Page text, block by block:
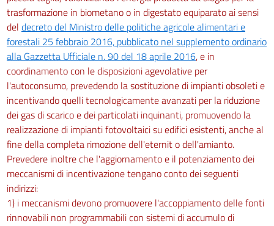
trasformazione in biometano o in digestato equiparato ai sensi
del decreto del Ministro delle politiche agricole alimentari e
forestali 25 febbraio 2016, pubblicato nel supplemento ordinario
alla Gazzetta Ufficiale n. 90 del 18 aprile 2016, e in
coordinamento con le disposizioni agevolative per
l'autoconsumo, prevedendo la sostituzione di impianti obsoleti e
incentivando quelli tecnologicamente avanzati per la riduzione
dei gas di scarico e dei particolati inquinanti, promuovendo la
realizzazione di impianti fotovoltaici su edifici esistenti, anche al
fine della completa rimozione dell'eternit o dell'amianto.
Prevedere inoltre che l'aggiornamento e il potenziamento dei
meccanismi di incentivazione tengano conto dei seguenti
indirizzi:
1) i meccanismi devono promuovere l'accoppiamento delle fonti
rinnovabili non programmabili con sistemi di accumulo di